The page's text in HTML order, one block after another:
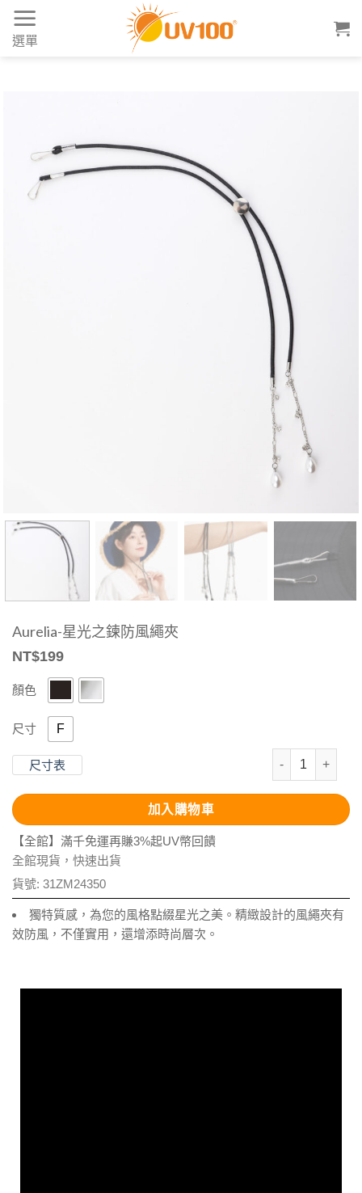
Skip
content
選單
Aurelia-星光之鍊防風繩夾
NT$199
顏色
尺寸 F
尺寸表
Aurelia-星光
加入購物車
【全館】滿千免運再賺3%起UV幣回饋
全館現貨，快速出貨
貨號: 31ZM24350
獨特質感，為您的風格點綴星光之美。精緻設計的風繩夾有
效防風，不僅實用，還增添時尚層次。